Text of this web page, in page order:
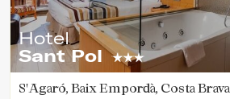
Hotel
Sant Pol
S'Agaró, Baix Empordà, Costa Brava